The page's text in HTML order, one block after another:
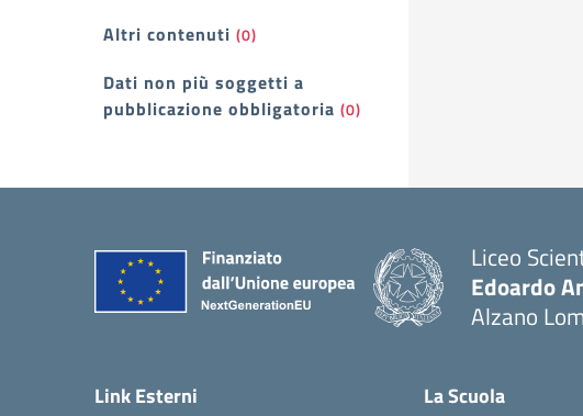
Altri contenuti (0)
Dati non più soggetti a
pubblicazione obbligatoria (0)
Liceo
Edoardo
Alzano
Link Esterni La Scuola